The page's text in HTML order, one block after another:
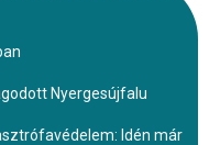
Nyergesújfalu
Idén már